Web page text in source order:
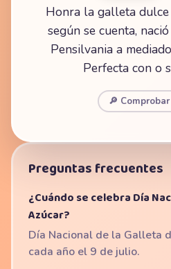
Honra la galleta dulce
según se cuenta,
Pensilvania a
Perfecta con o
🔎
Preguntas frecuentes
¿Cuándo se celebra Día
Azúcar?
Día Nacional de la Galleta
cada año el 9 de julio.